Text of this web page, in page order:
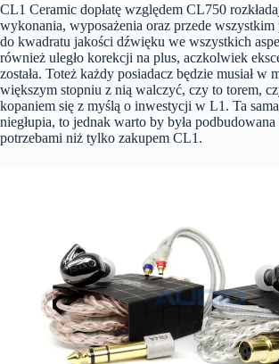
CL1 Ceramic dopłatę względem CL750
wykonania, wyposażenia oraz przede wszystkim
do kwadratu jakości dźwięku we wszystkich
również uległo korekcji na plus, aczkolwiek
została. Toteż każdy posiadacz będzie musiał w
większym stopniu z nią walczyć, czy to torem,
kopaniem się z myślą o inwestycji w L1. Ta
niegłupia, to jednak warto by była
potrzebami niż tylko zakupem CL1.